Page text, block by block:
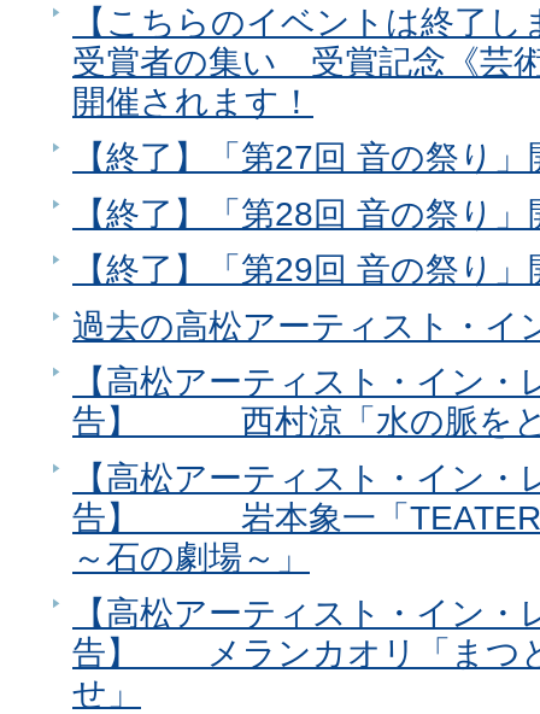
【こちらのイベントは終了
受賞者の集い 受賞記念《芸
開催されます！
【終了】「第27回 音の祭り」
【終了】「第28回 音の祭り」
【終了】「第29回 音の祭り」
過去の高松アーティスト・イ
【高松アーティスト・イン
告】 西村涼「水の脈をと
【高松アーティスト・イン
告】 岩本象一「TEATER
～石の劇場～」
【高松アーティスト・イン
告】 メランカオリ「まつ
せ」